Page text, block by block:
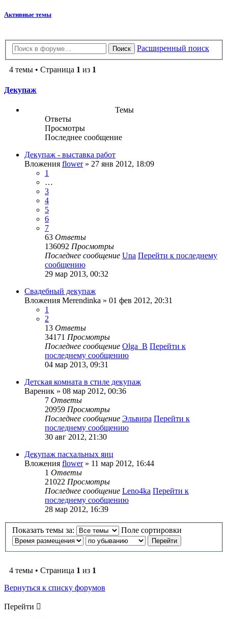
Активные темы
Поиск Расширенный поиск
4 темы • Страница 1 из 1
Декупаж
Темы
Ответы
Просмотры
Последнее сообщение
Декупаж - выставка работ
Вложения flower» 27 янв 2012, 18:09
1
…
3
4
5
6
7
63 Ответы
136092 Просмотры
Последнее сообщение Una Перейти к последнему
сообщению
29 мар 2013, 00:32
Свадебный декупаж
Вложения Merendinka » 01 фев 2012, 20:31
1
2
13 Ответы
34171 Просмотры
Последнее сообщение Olga_B Перейти к
последнему сообщению
04 мар 2013, 09:31
Детская комната в стиле декупаж
Вареник » 08 мар 2012, 00:36
7 Ответы
20959 Просмотры
Последнее сообщение Эльвира Перейти к
последнему сообщению
30 авг 2012, 21:30
Декупаж пасхальных яиц
Вложения flower» 11 мар 2012, 16:44
1 Ответы
21022 Просмотры
Последнее сообщение Leno4ka Перейти к
последнему сообщению
28 мар 2012, 16:39
Показать темы за: Поле сортировки
4 темы • Страница 1 из 1
Вернуться к списку форумов
Перейти